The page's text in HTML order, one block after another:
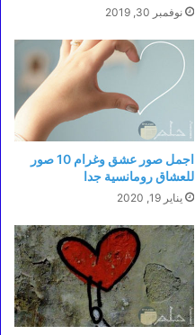
نوفمبر 30, 2019
اجمل صور عشق وغرام 10 صور
للعشاق رومانسية جدا
يناير 19, 2020